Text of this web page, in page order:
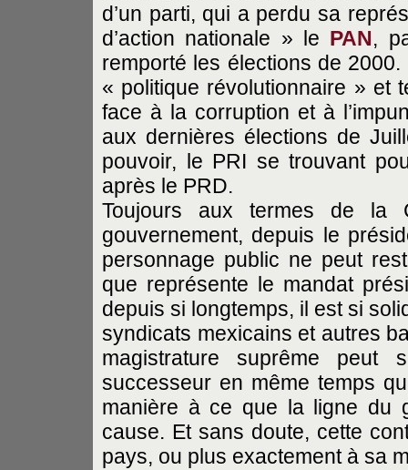
d’un parti, qui a perdu sa
d’action nationale » le PAN,
remporté les élections de
« politique révolutionnaire » et
face à la corruption et à
aux dernières élections de
pouvoir, le PRI se trouvant
après le PRD.
Toujours aux termes de la
gouvernement, depuis le
personnage public ne peut
que représente le mandat
depuis si longtemps, il est si
syndicats mexicains et autres
magistrature suprême
successeur en même temps
manière à ce que la ligne du
cause. Et sans doute, cette
pays, ou plus exactement à sa